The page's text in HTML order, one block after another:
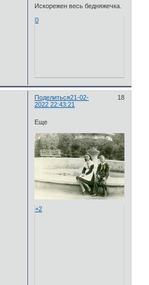
Искорежен весь бедняжечка.
0
Поделиться 18
21-02-
2022 22:43:21
Еще
+2